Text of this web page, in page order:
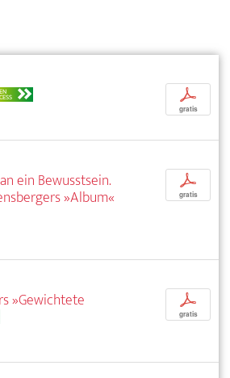
p
gratis
ein Bewusstsein.
»Album«
p
gratis
»Gewichtete
p
gratis